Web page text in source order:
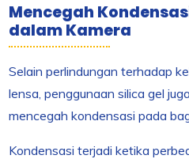
Mencegah
dalam Kamera
Selain perlindungan terhadap
lensa, penggunaan silica gel
mencegah kondensasi pada
Kondensasi terjadi ketika